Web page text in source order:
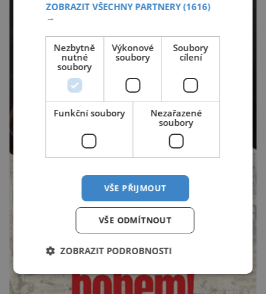
ZOBRAZIT VŠECHNY PARTNERY(1616)
→
Nezbytně
nutné
soubory
Výkonové
soubory
Soubory
cílení
Funkční soubory
Nezařazené
soubory
VŠE PŘIJMOUT
VŠE ODMÍTNOUT
ZOBRAZIT PODROBNOSTI